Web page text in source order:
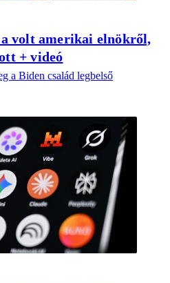
volt amerikai elnökről,
+ videó
a Biden család legbelső